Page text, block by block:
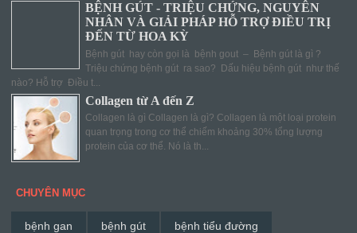
BỆNH GÚT - TRIỆU CHỨNG, NGUYÊN
NHÂN VÀ GIẢI PHÁP HỖ TRỢ ĐIỀU TRỊ
ĐẾN TỪ HOA KỲ
Bệnh gút hay còn gọi là bệnh gout – Bệnh gút là gì ?
Triệu chứng bệnh gút ra sao? Dấu hiệu bệnh gút như thế
nào? Hỗ trợ Điều t...
Collagen từ A đến Z
Collagen là gì Collagen là gì? Collagen là một loại protein
quan trọng trong cơ thể chiếm khoảng 30% tổng lượng
protein của cơ thể. Nó là th...
CHUYÊN MỤC
bệnh gan bệnh gút bệnh tiểu đường